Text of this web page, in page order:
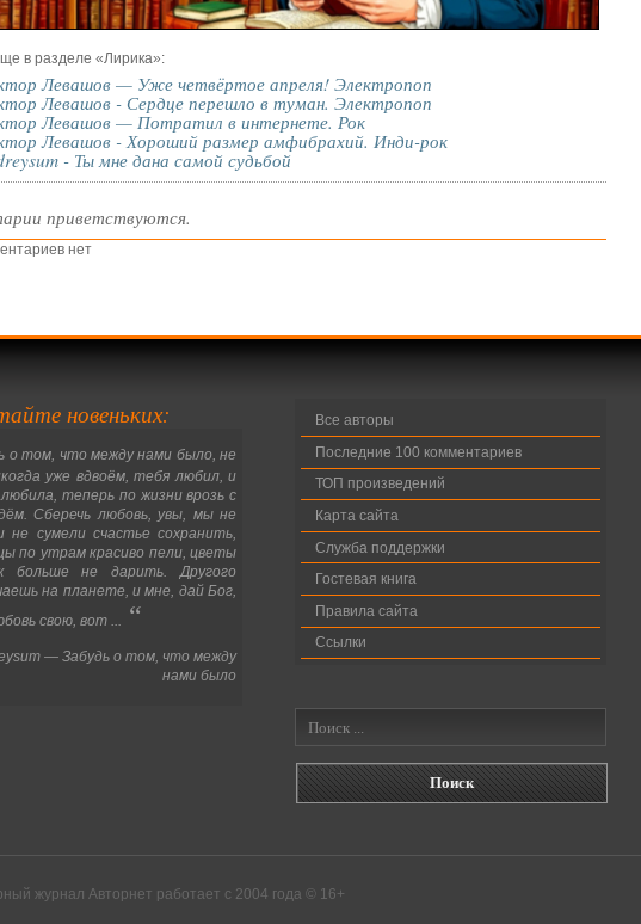
в разделе «Лирика»:
Левашов — Уже четвёртое апреля! Электропоп
Левашов - Сердце перешло в туман. Электропоп
Левашов — Потратил в интернете. Рок
Левашов - Хороший размер амфибрахий. Инди-рок
- Ты мне дана самой судьбой
приветствуются.
нет
новеньких:
о том, что между нами было, не
уже вдвоём, тебя любил, и
теперь по жизни врозь с
Сберечь любовь, увы, мы не
не сумели счастье сохранить,
по утрам красиво пели, цветы
больше не дарить. Другого
на планете, и мне, дай Бог,
свою, вот ... “
— Забудь о том, что между
нами было
Все авторы
Последние 100 комментариев
ТОП произведений
Карта сайта
Служба поддержки
Гостевая книга
Правила сайта
Ссылки
журнал Авторнет работает с 2004 года © 16+